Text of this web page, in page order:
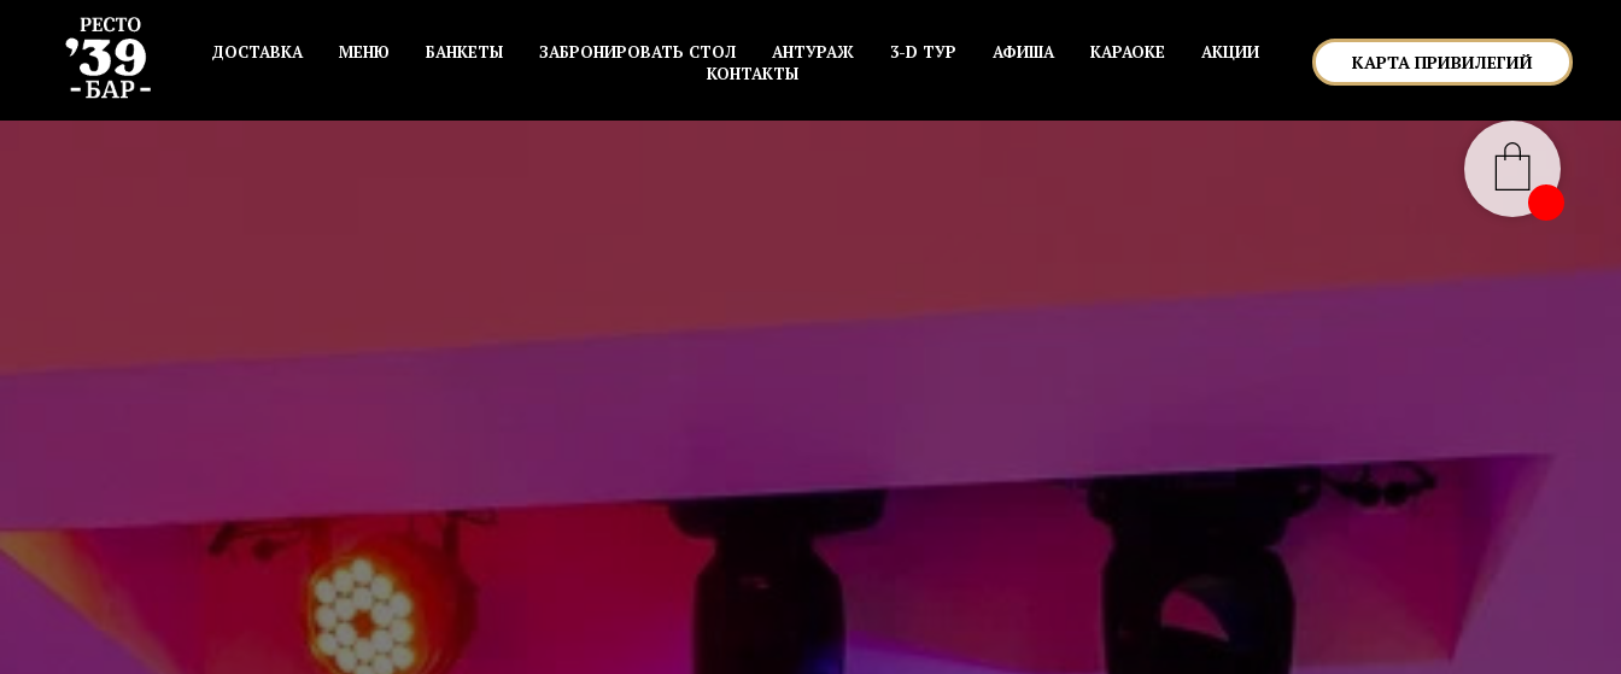
ДОСТАВКА МЕНЮ БАНКЕТЫ ЗАБРОНИРОВАТЬ СТОЛ АНТУРАЖ 3-D ТУР АФИША КАРАОКЕ
АКЦИИ
КОНТАКТЫ
КАРТА ПРИВИЛЕГИЙ